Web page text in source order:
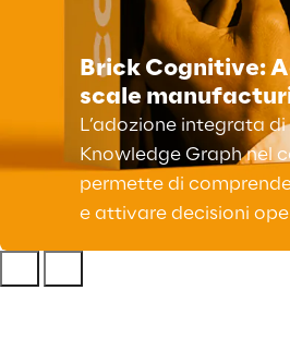
Brick Cognitive:
scale
L’adozione integrata
Knowledge Graph nel
permette di
e attivare decisioni